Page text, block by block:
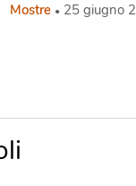
giunge alla
Mostre 25 giugno